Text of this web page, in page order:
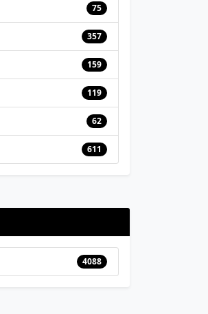
75
357
159
119
62
611
4088